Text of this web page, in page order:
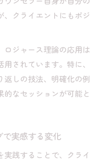
クライエントにもポジ
ロジャース理論の応用は
されています。特に、
返しの技法、明確化の例
的なセッションが可能と
で実感する変化
践することで、クライ